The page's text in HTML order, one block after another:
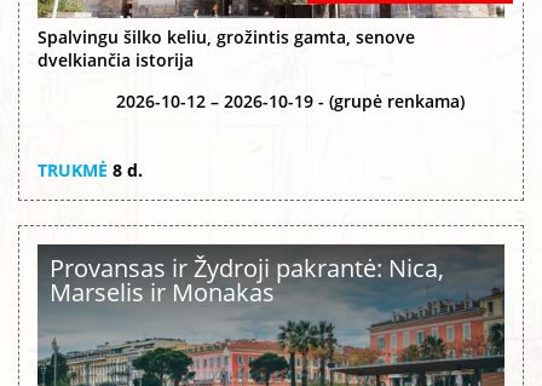
Spalvingu šilko keliu, grožintis gamta, senove
dvelkiančia istorija
2026-10-12 – 2026-10-19 - (grupė renkama)
TRUKMĖ 8 d.
Provansas ir Žydroji pakrantė: Nica,
Marselis ir Monakas